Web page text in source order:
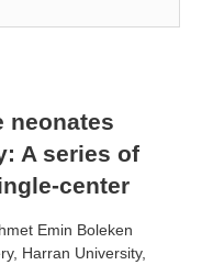
neonates
A series of
center
Emin Boleken
Harran University,